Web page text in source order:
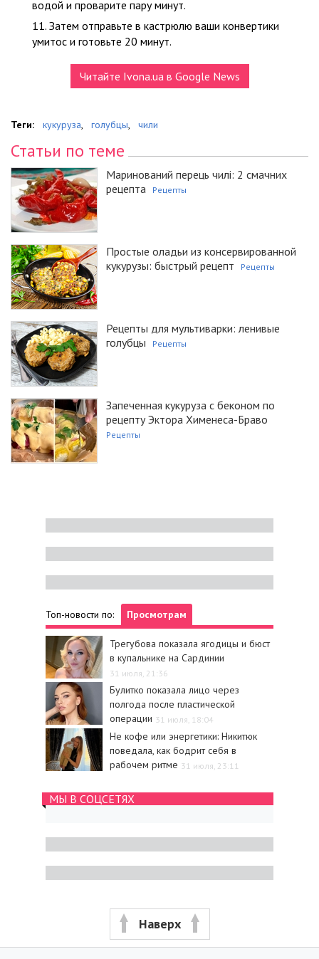
водой и проварите пару минут.
Затем отправьте в кастрюлю ваши конвертики
умитос и готовьте 20 минут.
Читайте Ivona.ua в Google News
Теги: кукуруза голубцы чили
Статьи по теме
Маринований перець чилі: 2 смачних
рецепта
Рецепты
Простые оладьи из консервированной
кукурузы: быстрый рецепт
Рецепты
Рецепты для мультиварки: ленивые
голубцы
Рецепты
Запеченная кукуруза с беконом по
рецепту Эктора Хименеса-Браво
Рецепты
Топ-новости по: Просмотрам
Трегубова показала ягодицы и бюст
в купальнике на Сардинии
31 июля, 21:36
Булитко показала лицо через
полгода после пластической
операции 31 июля, 18:04
Не кофе или энергетики: Никитюк
поведала, как бодрит себя в
рабочем ритме 31 июля, 23:11
МЫ В СОЦСЕТЯХ
Наверх